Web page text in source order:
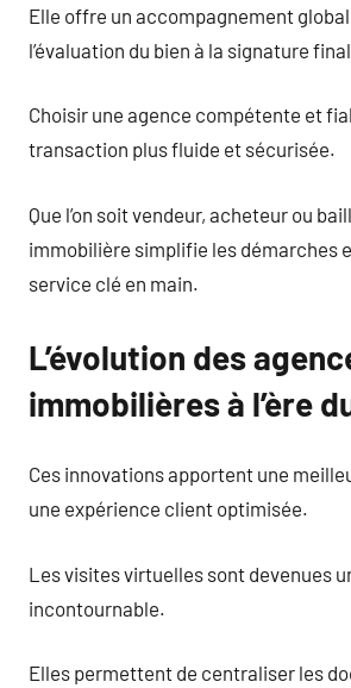
Elle offre un accompagnement global
l’évaluation du bien à la signature
Choisir une agence compétente et
transaction plus fluide et sécurisée.
Que l’on soit vendeur, acheteur ou
immobilière simplifie les démarches
service clé en main.
L’évolution des
immobilières à l’ère
Ces innovations apportent une
une expérience client optimisée.
Les visites virtuelles sont devenues
incontournable.
Elles permettent de centraliser les